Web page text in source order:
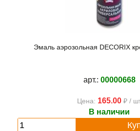
Эмаль аэрозольная DECORIX
арт.: 00000668
Цена: 165.00 ₽ /
В наличии